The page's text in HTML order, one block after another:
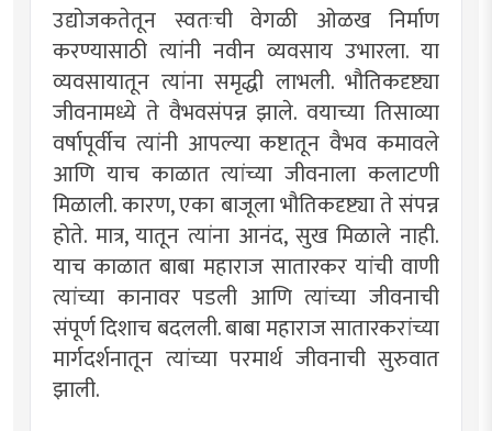
उद्योजकतेतून स्वतःची वेगळी ओळख निर्माण
करण्यासाठी त्यांनी नवीन व्यवसाय उभारला. या
व्यवसायातून त्यांना समृद्धी लाभली. भौतिकदृष्ट्या
जीवनामध्ये ते वैभवसंपन्न झाले. वयाच्या तिसाव्या
वर्षापूर्वीच त्यांनी आपल्या कष्टातून वैभव कमावले
आणि याच काळात त्यांच्या जीवनाला कलाटणी
मिळाली. कारण, एका बाजूला भौतिकदृष्ट्या ते संपन्न
होते. मात्र, यातून त्यांना आनंद, सुख मिळाले नाही.
याच काळात बाबा महाराज सातारकर यांची वाणी
त्यांच्या कानावर पडली आणि त्यांच्या जीवनाची
संपूर्ण दिशाच बदलली. बाबा महाराज सातारकरांच्या
मार्गदर्शनातून त्यांच्या परमार्थ जीवनाची सुरुवात
झाली.